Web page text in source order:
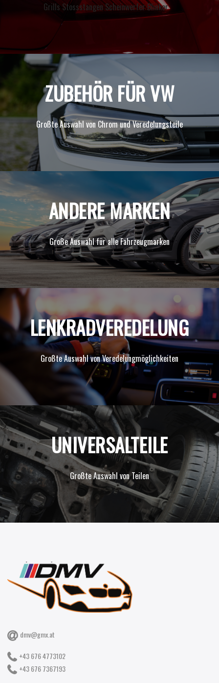
Grills Stossstangen Scheinwerfer Blinker
ZUBEHÖR FÜR VW
Großte Auswahl von Chrom und Veredelungsteile
ANDERE MARKEN
Große Auswahl für alle Fahrzeugmarken
LENKRADVEREDELUNG
Großte Auswahl von Veredelungmöglichkeiten
UNIVERSALTEILE
Großte Auswahl vonTeilen
dmv@gmx.at
+43 676 4773102
+43 676 7367193